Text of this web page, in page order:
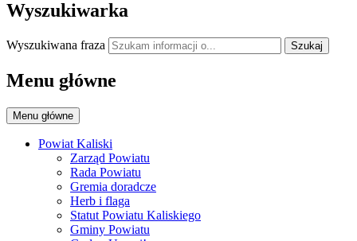
Wyszukiwarka
Wyszukiwana fraza Szukaj
Menu główne
Menu główne
Powiat Kaliski
Zarząd Powiatu
Rada Powiatu
Gremia doradcze
Herb i flaga
Statut Powiatu Kaliskiego
Gminy Powiatu